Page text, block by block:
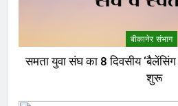
बीकानेर संभाग
समता युवा संघ का 8 दिवसीय
शुरू